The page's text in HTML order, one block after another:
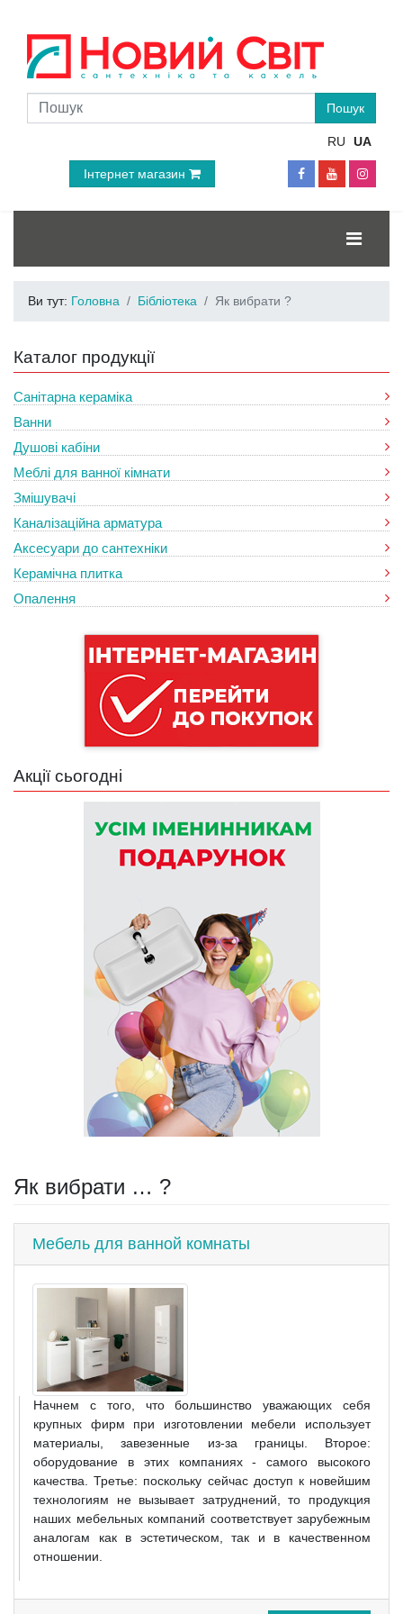
RU UA
Інтернет магазин
Ви тут: Головна Бібліотека Як вибрати ?
Каталог продукції
Санітарна кераміка
Ванни
Душові кабіни
Меблі для ванної кімнати
Змішувачі
Каналізаційна арматура
Аксесуари до сантехніки
Керамічна плитка
Опалення
Акції сьогодні
Як вибрати … ?
Мебель для ванной комнаты
Начнем с того, что большинство уважающих себя
крупных фирм при изготовлении мебели использует
материалы, завезенные из-за границы. Второе:
оборудование в этих компаниях - самого высокого
качества. Третье: поскольку сейчас доступ к новейшим
технологиям не вызывает затруднений, то продукция
наших мебельных компаний соответствует зарубежным
аналогам как в эстетическом, так и в качественном
отношении.